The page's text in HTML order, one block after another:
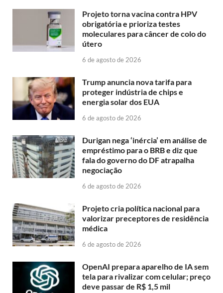
Projeto torna vacina contra HPV
obrigatória e prioriza testes
moleculares para câncer de colo do
útero
6 de agosto de 2026
Trump anuncia nova tarifa para
proteger indústria de chips e
energia solar dos EUA
6 de agosto de 2026
Durigan nega ‘inércia’ em análise de
empréstimo para o BRB e diz que
fala do governo do DF atrapalha
negociação
6 de agosto de 2026
Projeto cria política nacional para
valorizar preceptores de residência
médica
6 de agosto de 2026
OpenAI prepara aparelho de IA sem
tela para rivalizar com celular; preço
deve passar de R$ 1,5 mil